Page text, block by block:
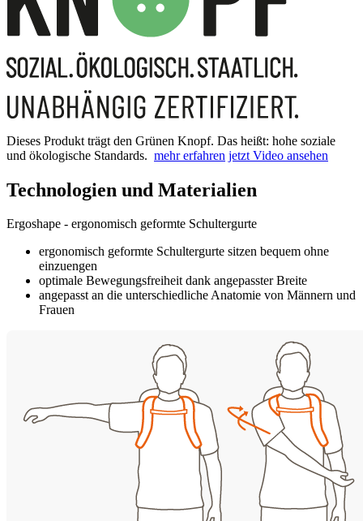
Dieses Produkt trägt den Grünen Knopf. Das heißt: hohe soziale
und ökologische Standards. mehr erfahren jetzt Video ansehen
Technologien und Materialien
Ergoshape - ergonomisch geformte Schultergurte
ergonomisch geformte Schultergurte sitzen bequem ohne
einzuengen
optimale Bewegungsfreiheit dank angepasster Breite
angepasst an die unterschiedliche Anatomie von Männern und
Frauen